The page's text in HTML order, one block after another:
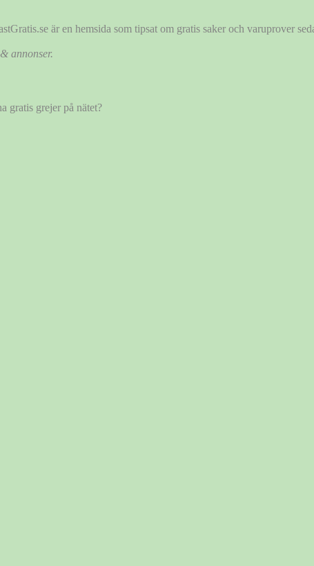
är en hemsida som tipsat om gratis saker och varuprover
annonser.
gratis grejer på nätet?